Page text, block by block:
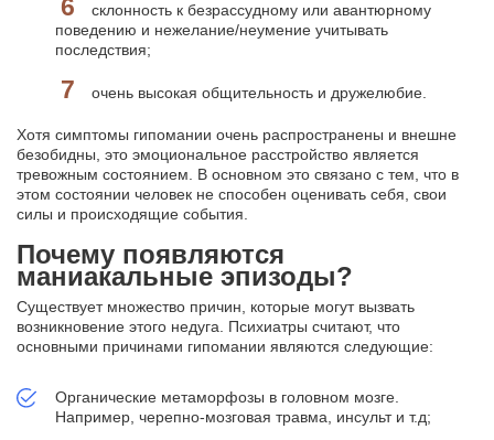
склонность к безрассудному или авантюрному
поведению и нежелание/неумение учитывать
последствия;
очень высокая общительность и дружелюбие.
Хотя симптомы гипомании очень распространены и внешне
безобидны, это эмоциональное расстройство является
тревожным состоянием. В основном это связано с тем, что в
этом состоянии человек не способен оценивать себя, свои
силы и происходящие события.
Почему появляются
маниакальные эпизоды?
Существует множество причин, которые могут вызвать
возникновение этого недуга. Психиатры считают, что
основными причинами гипомании являются следующие:
Органические метаморфозы в головном мозге.
Например, черепно-мозговая травма, инсульт и т.д;